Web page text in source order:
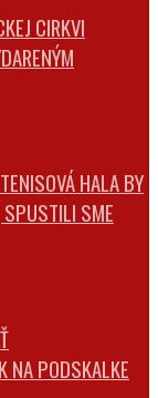
CIRKVI
HALA BY
SPUSTILI SME
NA PODSKALKE